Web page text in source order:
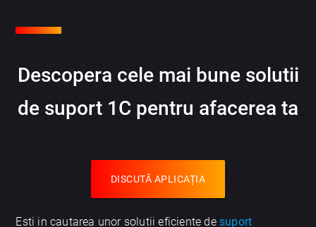
Descopera cele mai bune solutii
de suport 1C pentru afacerea ta
DISCUTĂ APLICAȚIA
Esti in cautarea unor solutii eficiente desuport